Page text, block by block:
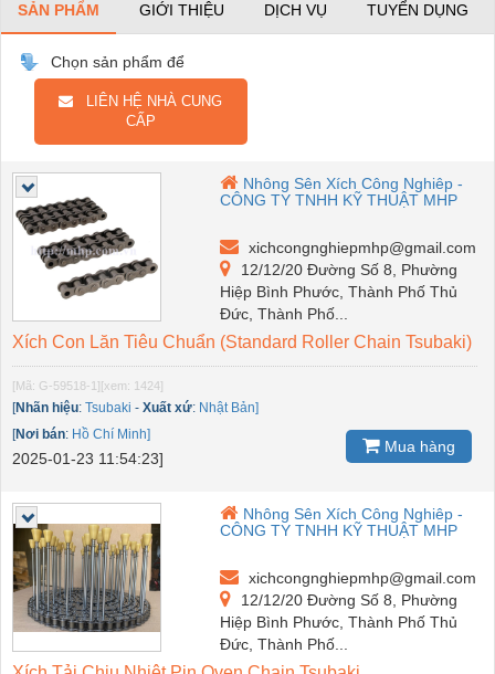
SẢN PHẨM GIỚI THIỆU DỊCH VỤ TUYỂN DỤNG
Chọn sản phẩm để
LIÊN HỆ NHÀ CUNG
CẤP
Nhông Sên Xích Công Nghiêp -
CÔNG TY TNHH KỸ THUẬT MHP
xichcongnghiepmhp@gmail.com
12/12/20 Đường Số 8, Phường
Hiệp Bình Phước, Thành Phố Thủ
Đức, Thành Phố...
Xích Con Lăn Tiêu Chuẩn (Standard Roller Chain Tsubaki)
[Mã: G-59518-1] [xem: 1424]
[Nhãn hiệu: Tsubaki - Xuất xứ: Nhật Bản]
[Nơi bán: Hồ Chí Minh]
2025-01-23 11:54:23]
Mua hàng
Nhông Sên Xích Công Nghiêp -
CÔNG TY TNHH KỸ THUẬT MHP
xichcongnghiepmhp@gmail.com
12/12/20 Đường Số 8, Phường
Hiệp Bình Phước, Thành Phố Thủ
Đức, Thành Phố...